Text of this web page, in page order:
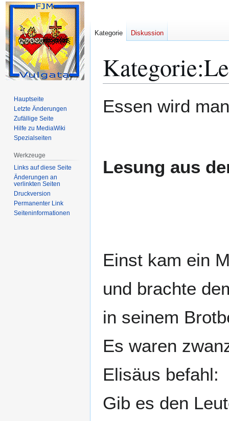
Kategorie:
Navigation
Suche
Essen wird
Lesung aus
Einst kam ein
und brachte
in seinem
Es waren
Elisäus befahl:
Gib es den
Kategorie Diskussion
Hauptseite
Letzte Änderungen
Zufällige Seite
Hilfe zu MediaWiki
Spezialseiten
Werkzeuge
Links auf diese Seite
Änderungen an
verlinkten Seiten
Druckversion
Permanenter Link
Seiten­­informationen